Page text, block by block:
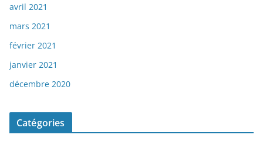
avril 2021
mars 2021
février 2021
janvier 2021
décembre 2020
Catégories